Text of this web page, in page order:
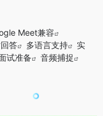
Meet兼容
答 多语言支持
实
试准备 音频捕捉